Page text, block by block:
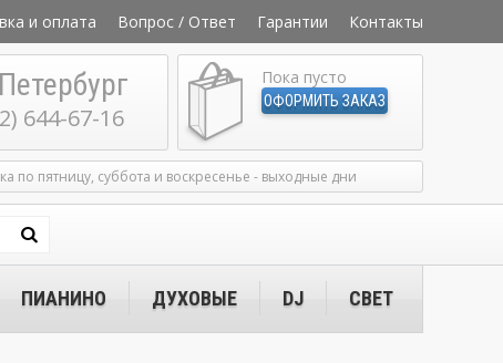
и оплата Вопрос / Ответ Гарантии Контакты
644-67-16
Пока пусто
ОФОРМИТЬ ЗАКАЗ
по пятницу, суббота и воскресенье - выходные дни
ПИАНИНО ДУХОВЫЕ DJ СВЕТ